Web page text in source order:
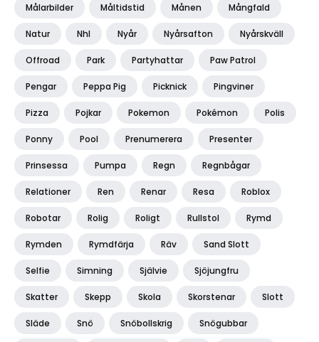
Målarbilder Måltidstid Månen Mångfald
Natur Nhl Nyår Nyårsafton Nyårskväll
Offroad Park Partyhattar Paw Patrol
Pengar Peppa Pig Picknick Pingviner
Pizza Pojkar Pokemon Pokémon Polis
Ponny Pool Prenumerera Presenter
Prinsessa Pumpa Regn Regnbågar
Relationer Ren Renar Resa Roblox
Robotar Rolig Roligt Rullstol Rymd
Rymden Rymdfärja Räv Sand Slott
Selfie Simning Självie Sjöjungfru
Skatter Skepp Skola Skorstenar Slott
Släde Snö Snöbollskrig Snögubbar